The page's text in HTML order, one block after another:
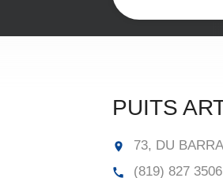
PUITS
73, DU
(819) 827 3506